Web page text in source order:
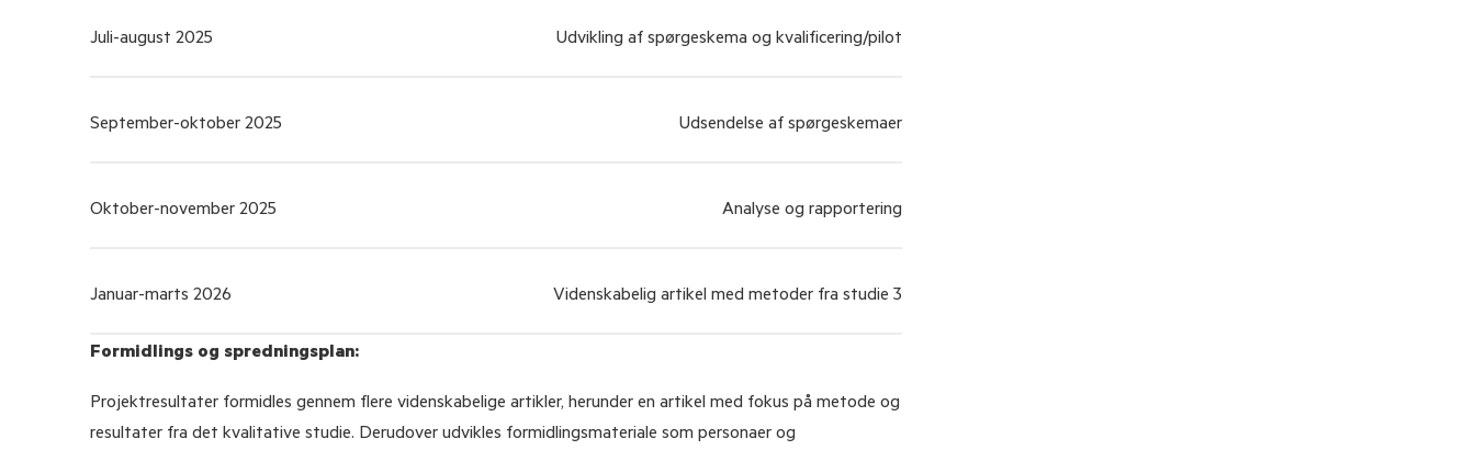
Juli-august 2025 Udvikling af spørgeskema og kvalificering/pilot
September-oktober 2025 Udsendelse af spørgeskemaer
Oktober-november 2025 Analyse og rapportering
Januar-marts 2026 Videnskabelig artikel med metoder fra studie 3
Formidlings og spredningsplan:
Projektresultater formidles gennem flere videnskabelige artikler, herunder en artikel med fokus på metode og
resultater fra det kvalitative studie. Derudover udvikles formidlingsmateriale som personaer og